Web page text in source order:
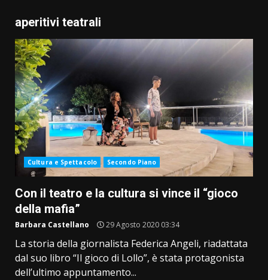
aperitivi teatrali
Cultura e Spettacolo Secondo Piano
Con il teatro e la cultura si vince il “gioco
della mafia”
Barbara Castellano 29 Agosto 2020 03:34
La storia della giornalista Federica Angeli, riadattata
dal suo libro “Il gioco di Lollo”, è stata protagonista
dell’ultimo appuntamento...